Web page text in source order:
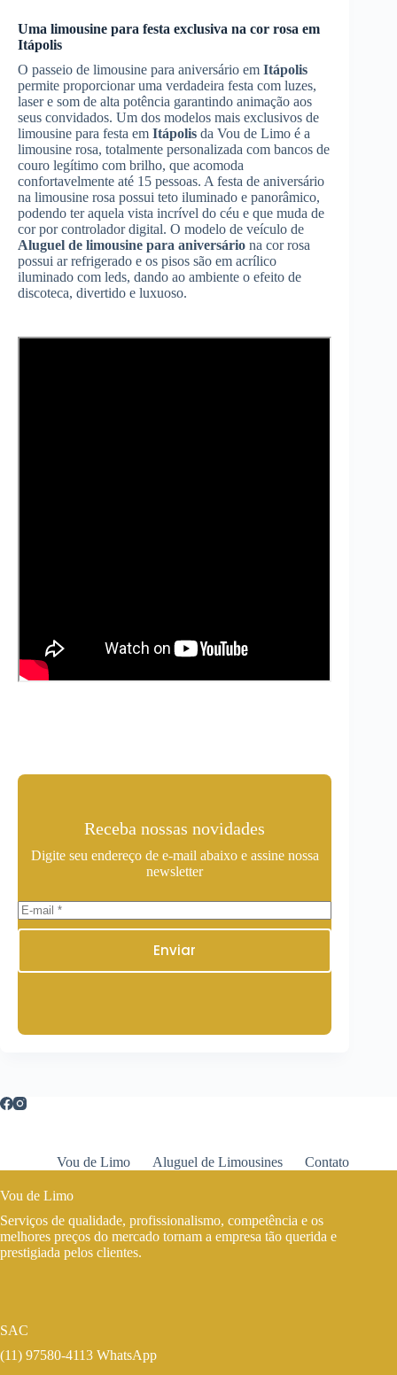
Uma limousine para festa exclusiva na cor rosa em
Itápolis
O passeio de limousine para aniversário em Itápolis
permite proporcionar uma verdadeira festa com luzes,
laser e som de alta potência garantindo animação aos
seus convidados. Um dos modelos mais exclusivos de
limousine para festa em Itápolis da Vou de Limo é a
limousine rosa, totalmente personalizada com bancos de
couro legítimo com brilho, que acomoda
confortavelmente até 15 pessoas. A festa de aniversário
na limousine rosa possui teto iluminado e panorâmico,
podendo ter aquela vista incrível do céu e que muda de
cor por controlador digital. O modelo de veículo de
Aluguel de limousine para aniversário na cor rosa
possui ar refrigerado e os pisos são em acrílico
iluminado com leds, dando ao ambiente o efeito de
discoteca, divertido e luxuoso.
Receba nossas novidades
Digite seu endereço de e-mail abaixo e assine nossa
newsletter
Enviar
Vou de Limo Aluguel de Limousines Contato
Vou de Limo
Serviços de qualidade, profissionalismo, competência e os
melhores preços do mercado tornam a empresa tão querida e
prestigiada pelos clientes.
SAC
(11) 97580-4113 WhatsApp